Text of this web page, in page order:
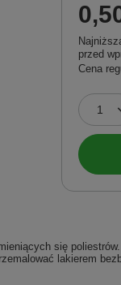
przed
Cena
się
lakierem